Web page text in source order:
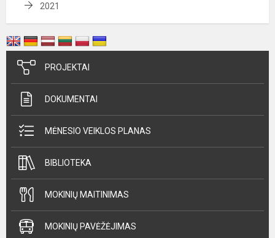
2021
PROJEKTAI
DOKUMENTAI
MĖNESIO VEIKLOS PLANAS
BIBLIOTEKA
MOKINIŲ MAITINIMAS
MOKINIŲ PAVĖŽĖJIMAS